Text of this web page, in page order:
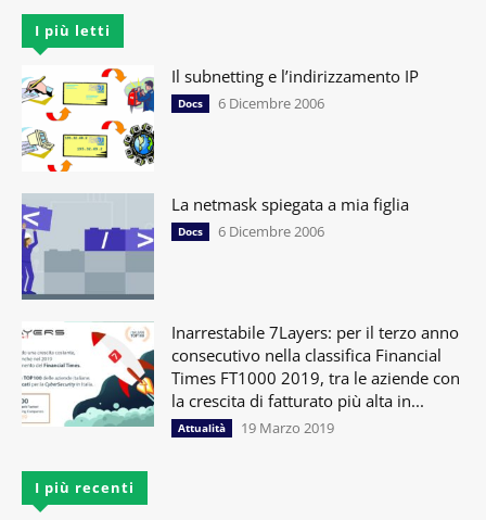
I più letti
Il subnetting e l’indirizzamento IP
Docs 6 Dicembre 2006
La netmask spiegata a mia figlia
Docs 6 Dicembre 2006
Inarrestabile 7Layers: per il terzo anno
consecutivo nella classifica Financial
Times FT1000 2019, tra le aziende con
la crescita di fatturato più alta in...
Attualità 19 Marzo 2019
I più recenti